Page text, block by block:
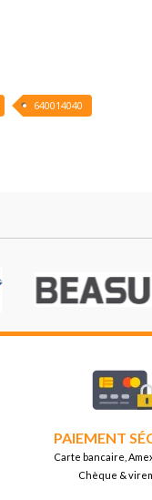
640014040
PAIEMENT
Carte bancaire,
Chèque &